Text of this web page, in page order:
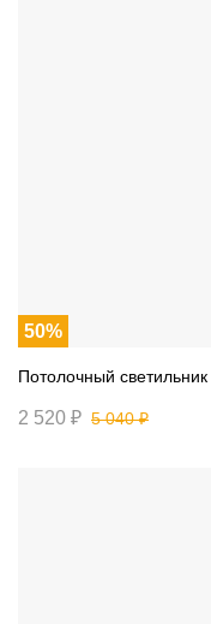
50%
2 520 ₽ 5 040 ₽